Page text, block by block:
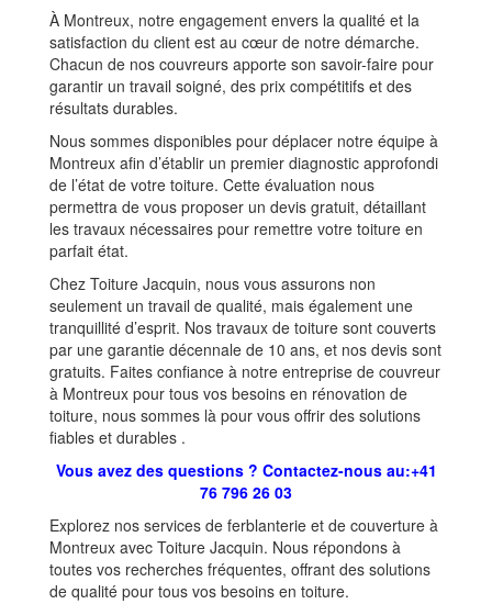
À Montreux, notre engagement envers la qualité et la
satisfaction du client est au cœur de notre démarche.
Chacun de nos couvreurs apporte son savoir-faire pour
garantir un travail soigné, des prix compétitifs et des
résultats durables.
Nous sommes disponibles pour déplacer notre équipe à
Montreux afin d’établir un premier diagnostic approfondi
de l’état de votre toiture. Cette évaluation nous
permettra de vous proposer un devis gratuit, détaillant
les travaux nécessaires pour remettre votre toiture en
parfait état.
Chez Toiture Jacquin, nous vous assurons non
seulement un travail de qualité, mais également une
tranquillité d’esprit. Nos travaux de toiture sont couverts
par une garantie décennale de 10 ans, et nos devis sont
gratuits. Faites confiance à notre entreprise de couvreur
à Montreux pour tous vos besoins en rénovation de
toiture, nous sommes là pour vous offrir des solutions
fiables et durables .
Vous avez des questions ? Contactez-nous au:+41
76 796 26 03
Explorez nos services de ferblanterie et de couverture à
Montreux avec Toiture Jacquin. Nous répondons à
toutes vos recherches fréquentes, offrant des solutions
de qualité pour tous vos besoins en toiture.